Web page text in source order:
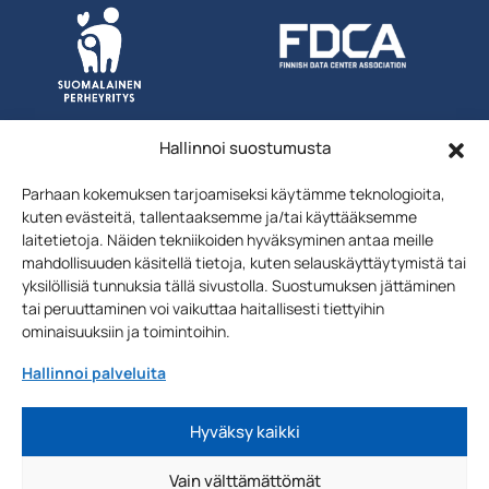
Hallinnoi suostumusta
Parhaan kokemuksen tarjoamiseksi käytämme teknologioita,
kuten evästeitä, tallentaaksemme ja/tai käyttääksemme
laitetietoja. Näiden tekniikoiden hyväksyminen antaa meille
mahdollisuuden käsitellä tietoja, kuten selauskäyttäytymistä tai
yksilöllisiä tunnuksia tällä sivustolla. Suostumuksen jättäminen
tai peruuttaminen voi vaikuttaa haitallisesti tiettyihin
ominaisuuksiin ja toimintoihin.
Hallinnoi palveluita
Hyväksy kaikki
Vain välttämättömät
Uutiskirjeen
tilaus
Liity postituslistalle
Sähköposti